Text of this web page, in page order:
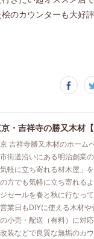
のカウンターも大好評
吉祥寺勝又木材のホーム
街道沿いにある明治創業
軽に立ち寄れる材木屋」
方でも気軽に立ち寄れる
セールを春と秋に行なっ
業日もDIYに使える木材
小売・配送（有料）に対
装などで良質な無垢のカ